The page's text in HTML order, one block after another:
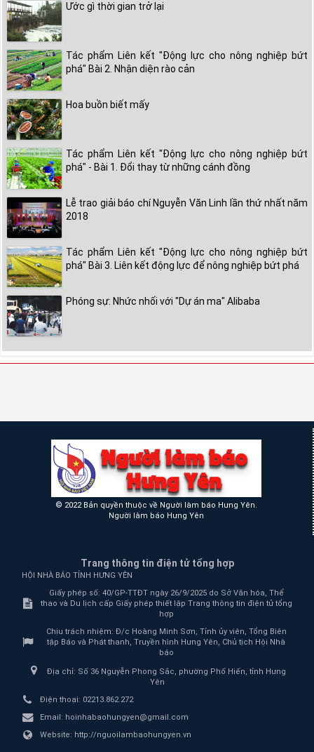
Ước gì thời gian trở lại
Tác phẩm Liên kết "Động lực cho nông nghiệp bứt
phá" Bài 2. Nhận diện rào cản
Hoa buồn biết mấy
Tác phẩm Liên kết "Động lực cho nông nghiệp bứt
phá" - Bài 1. Đổi thay từ những cánh đồng
Lễ trao giải báo chí Nguyễn Văn Linh lần thứ nhất năm
2018
Tác phẩm Liên kết "Động lực cho nông nghiệp bứt
phá" Bài 3. Liên kết động lực để nông nghiệp bứt phá
Phóng sự: Nhức nhối với "Dự án ma" Alibaba
© 2022 Bản quyền thuộc về Người làm báo Hưng Yên.
Người làm báo Hưng Yên
Trang thông tin điện tử tổng hợp
HỘI NHÀ BÁO TỈNH HƯNG YÊN
Giấy phép số: 40/GP-TTĐT ngày 26/9/2025 do Sở Văn hóa, Thể
thao và Du lịch cấp Giấy phép thiết lập Trang thông tin điện tử tổng
hợp
Chịu trách nhiệm: Đ/c Hoàng Minh Sơn, Tỉnh ủy viên, Tổng Biên
tập Báo và Phát thanh, Truyền hình Hưng Yên, Chủ tịch Hội Nhà
báo
Địa chỉ: Số 36 Nguyễn Phong Sắc, phường Phố Hiến, tỉnh Hưng
Yên
Điện thoại: 02213.862.272
Email: hoinhabaohungyen@gmail.com
Website: http://nguoilambaohungyen.vn